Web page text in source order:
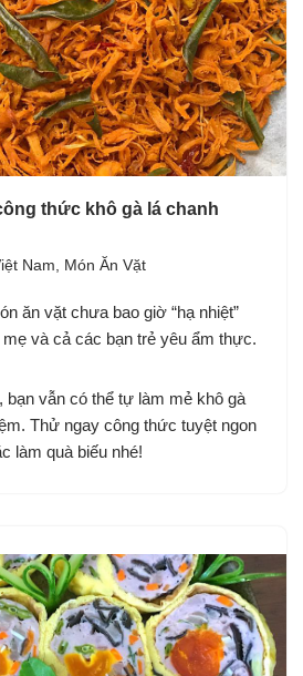
thức khô gà lá chanh
Nam Món Ăn Vặt
ăn vặt chưa bao giờ “hạ nhiệt”
và cả các bạn trẻ yêu ẩm thực.
bạn vẫn có thể tự làm mẻ khô gà
Thử ngay công thức tuyệt ngon
làm quà biếu nhé!